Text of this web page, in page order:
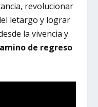
revolucionar
letargo y lograr
la vivencia y
de regreso